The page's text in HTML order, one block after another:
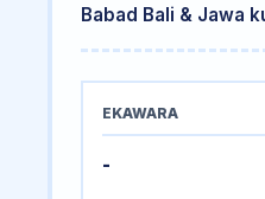
Babad Bali & Jawa
EKAWARA
-